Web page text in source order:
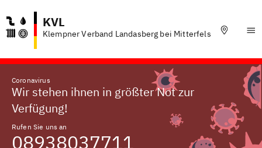
KVL
Klempner Verband Landasberg bei Mitterfels
Coronavirus
Wir stehen ihnen in größter Not zur
Verfügung!
Rufen Sie uns an
08938037711